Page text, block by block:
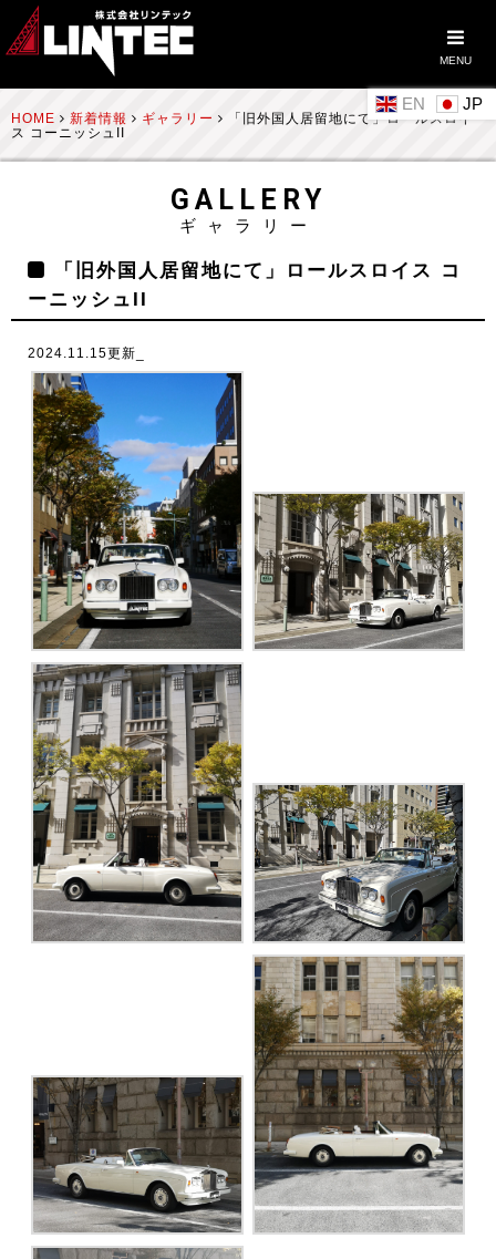
MENU
EN
HOME 新着情報 ギャラリー
「旧外国人居留地にて」ロールスロイ
ス コーニッシュII
GALLERY
ギャラリー
「旧外国人居留地にて」ロールスロイス コ
ーニッシュII
2024.11.15更新_